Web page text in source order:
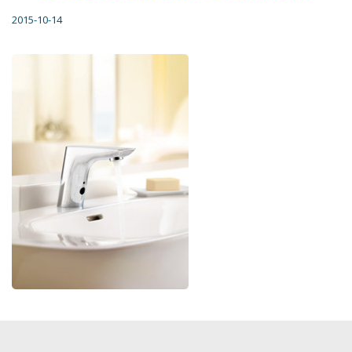
2015-10-14